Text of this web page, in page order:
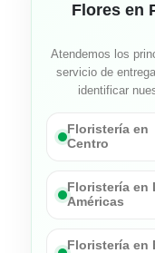
Flores en
Atendemos los
servicio de
identificar
Floristería en
Centro
Floristería en
Américas
Floristería en